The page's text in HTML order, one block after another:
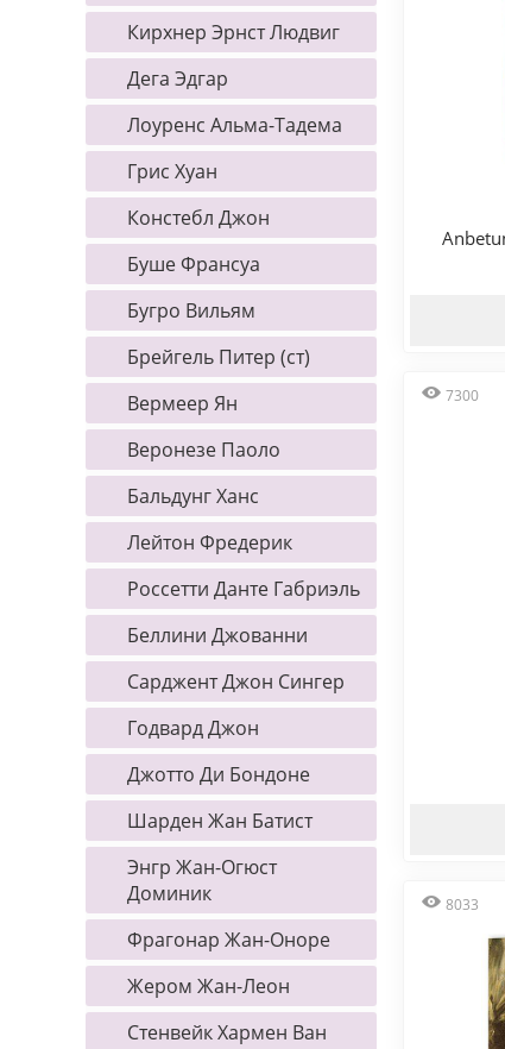
Кирхнер Эрнст Людвиг
Дега Эдгар
Лоуренс Альма-Тадема
Грис Хуан
Констебл Джон
Буше Франсуа
Бугро Вильям
Брейгель Питер (ст)
Вермеер Ян
Веронезе Паоло
Бальдунг Ханс
Лейтон Фредерик
Россетти Данте Габриэль
Беллини Джованни
Сарджент Джон Сингер
Годвард Джон
Джотто Ди Бондоне
Шарден Жан Батист
Энгр Жан-Огюст
Доминик
Фрагонар Жан-Оноре
Жером Жан-Леон
Стенвейк Хармен Ван
7300
8033